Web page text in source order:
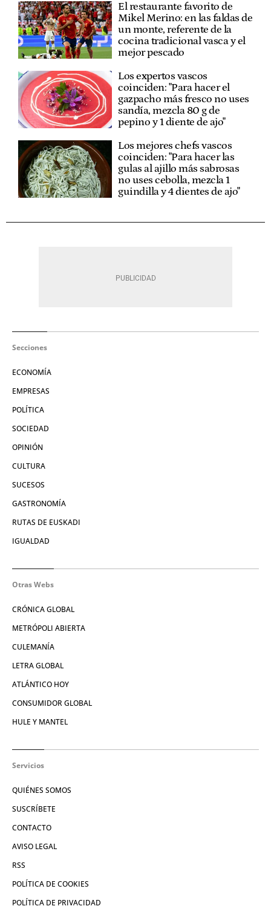
El restaurante favorito de
Mikel Merino: en las faldas de
un monte, referente de la
cocina tradicional vasca y el
mejor pescado
Los expertos vascos
coinciden: "Para hacer el
gazpacho más fresco no uses
sandía, mezcla 80 g de
pepino y 1 diente de ajo"
Los mejores chefs vascos
coinciden: "Para hacer las
gulas al ajillo más sabrosas
no uses cebolla, mezcla 1
guindilla y 4 dientes de ajo"
Secciones
ECONOMÍA
EMPRESAS
POLÍTICA
SOCIEDAD
OPINIÓN
CULTURA
SUCESOS
GASTRONOMÍA
RUTAS DE EUSKADI
IGUALDAD
Otras Webs
CRÓNICA GLOBAL
METRÓPOLI ABIERTA
CULEMANÍA
LETRA GLOBAL
ATLÁNTICO HOY
CONSUMIDOR GLOBAL
HULE Y MANTEL
Servicios
QUIÉNES SOMOS
SUSCRÍBETE
CONTACTO
AVISO LEGAL
RSS
POLÍTICA DE COOKIES
POLÍTICA DE PRIVACIDAD